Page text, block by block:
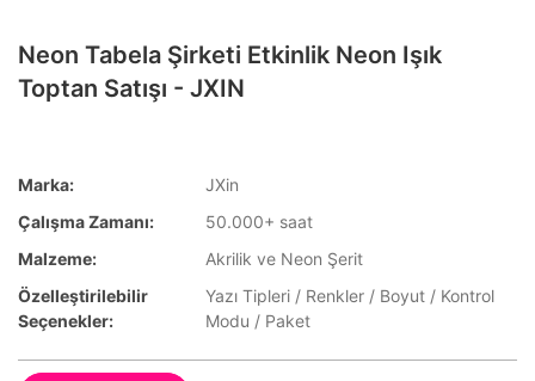
Neon Tabela Şirketi Etkinlik Neon Işık
Toptan Satışı - JXIN
Marka:
JXin
Çalışma Zamanı:
50.000+ saat
Malzeme:
Akrilik ve Neon Şerit
Özelleştirilebilir
Seçenekler:
Yazı Tipleri / Renkler / Boyut / Kontrol
Modu / Paket